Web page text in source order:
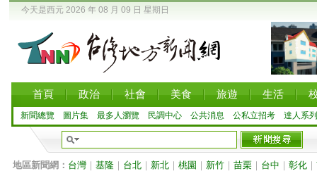
今天是西元 2026 年 08 月 09 日 星期日
首頁 政治 社會 美食 旅遊 生活
新聞總覽 圖片集 最多人瀏覽 民調中心 公共消息 公私立招考 達人系列
地區新聞網： 台灣｜ 基隆｜ 台北｜ 新北｜ 桃園 新竹｜ 苗栗｜ 台中 彰化｜